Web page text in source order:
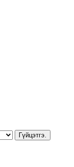
Гүйцэтгэ.